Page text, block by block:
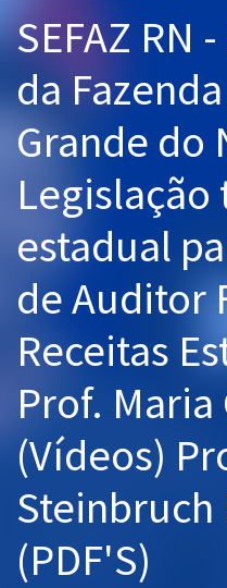
Cursos 20% OFF
Pós
Graduação
OAB
Questões grátis
Aprovados
Atendimento
SEFAZ RN
da
Grande do
estadual
de Auditor
Receitas
Prof.
(Vídeos)
Steinbruch
(PDF'S)